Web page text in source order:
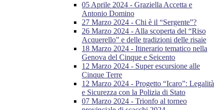
05 Aprile 2024 - Graziella Accetta e
Antonio Domino
27 Marzo 2024 - Chi è il “Sergente”?
26 Marzo 2024 - Alla scoperta del “Riso
Acquerello” e delle tradizioni delle risaie
18 Marzo 2024 - Itinerario tematico nella
Genova del Cinque e Seicento
12 Marzo 2024 - Super escursione alle
Cinque Terre
12 Marzo 2024 - Progetto “Icaro”: Legalità
e Sicurezza con la Polizia di Stato
07 Marzo 2024 - Trionfo al torneo